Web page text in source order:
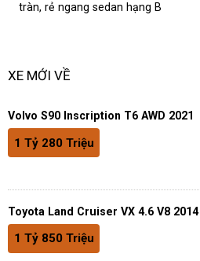
tràn, rẻ ngang sedan hạng B
XE MỚI VỀ
Volvo S90 Inscription T6 AWD 2021
1 Tỷ 280 Triệu
Toyota Land Cruiser VX 4.6 V8 2014
1 Tỷ 850 Triệu